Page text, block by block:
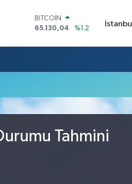
BITCOIN
65.130,04
%1.2
47,7106
%0.17
GRAM ALTIN
6648.99
İstanbul
Tahmini